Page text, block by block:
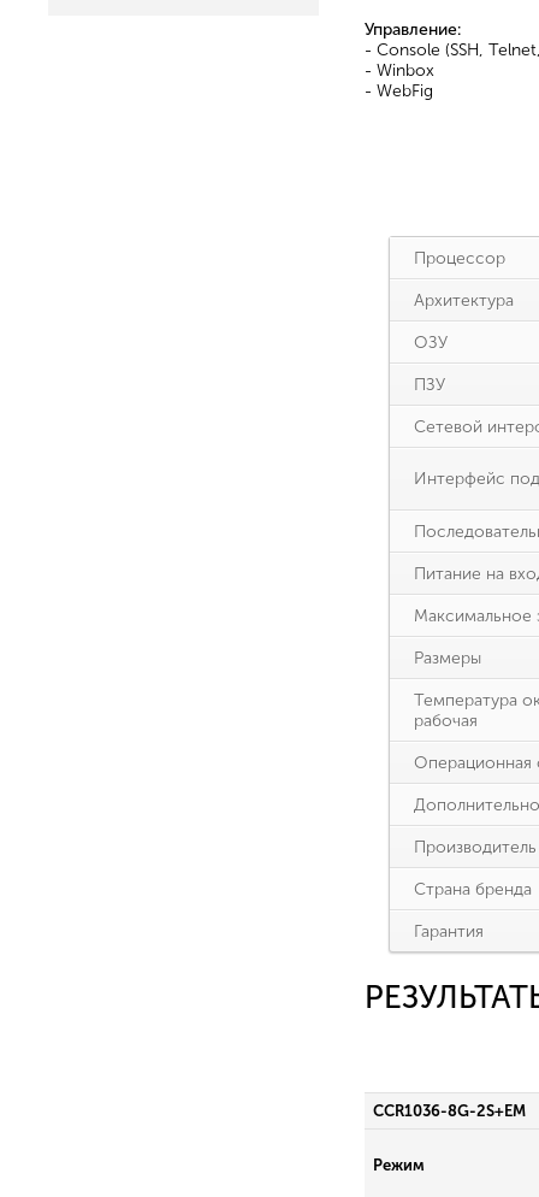
Управление:
- Console (SSH,
- Winbox
- WebFig
Процессор
Архитектура
ОЗУ
ПЗУ
Сетевой
Интерфейс
Питание на
Максимальное
Размеры
Температура
рабочая
Операционная
Дополнительно
Производитель
Страна бренда
Гарантия
CCR1036-8G-2S+EM
Режим